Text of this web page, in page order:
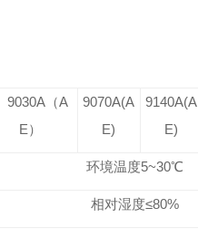
9030A（A
E）
9070A(A
E)
9140A(A
E)
环境温度5~30℃
相对湿度≤80%